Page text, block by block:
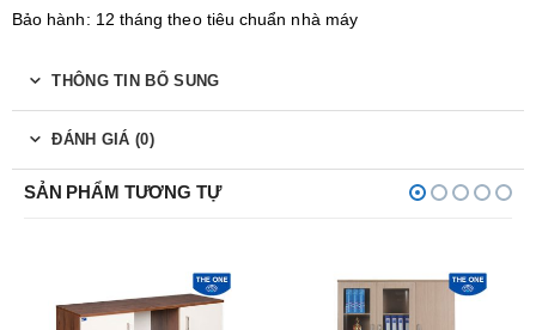
Bảo hành: 12 tháng theo tiêu chuẩn nhà máy
THÔNG TIN BỔ SUNG
ĐÁNH GIÁ (0)
SẢN PHẨM TƯƠNG TỰ